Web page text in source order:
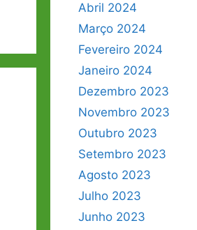
Abril 2024
Março 2024
Fevereiro 2024
Janeiro 2024
Dezembro 2023
Novembro 2023
Outubro 2023
Setembro 2023
Agosto 2023
Julho 2023
Junho 2023